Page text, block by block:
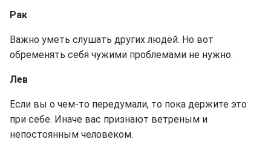
Рак
Важно уметь слушать других людей. Но вот
обременять себя чужими проблемами не нужно.
Лев
Если вы о чем-то передумали, то пока держите это
при себе. Иначе вас признают ветреным и
непостоянным человеком.